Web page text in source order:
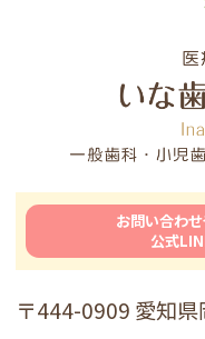
お問い合わ
公式
〒444-0909 愛知